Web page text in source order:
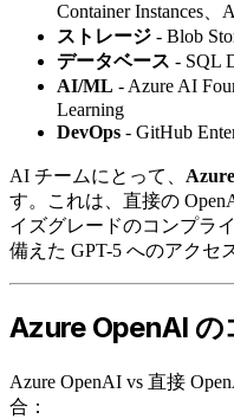
Container Instances、
ストレージ - Blob
データベース - SQL
AI/ML - Azure AI
Learning
DevOps - GitHub
AI チームにとって、
す。これは、直接の
イズグレードのコンプラ
備えた GPT-5 へのアクセ
Azure OpenAI の
Azure OpenAI vs 直接
合：